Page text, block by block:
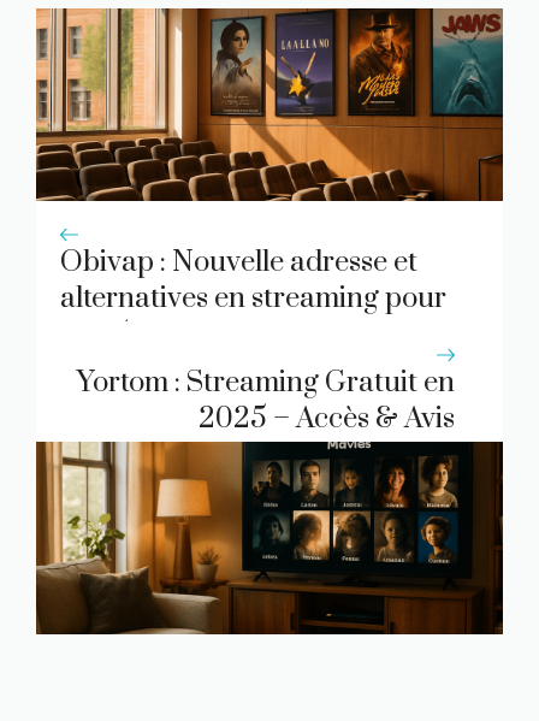
Obivap : Nouvelle adresse et
alternatives en streaming pour
Yortom : Streaming Gratuit en
2025 – Accès & Avis